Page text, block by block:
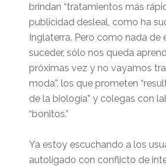
brindan “tratamientos más
publicidad desleal, como ha
Inglaterra. Pero como nada de
suceder, sólo nos queda
próximas vez y no vayamos
moda”, los que prometen
de la biología” y colegas con
“bonitos.”
Ya estoy escuchando a los
autoligado con conflicto de